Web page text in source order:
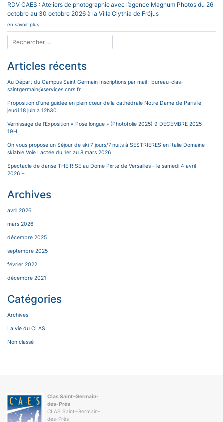
RDV CAES : Ateliers de photographie avec l’agence Magnum Photos du 26
octobre au 30 octobre 2026 à la Villa Clythia de Fréjus
en savoir plus
Articles récents
Au Départ du Campus Saint Germain Inscriptions par mail : bureau-clas-
saintgermain@services.cnrs.fr
Proposition d’une guidée en plein cœur de la cathédrale Notre Dame de Paris le
jeudi 18 juin à 12h30
Vernissage de l’Exposition « Pose longue » (Photofolie 2025) 9 DÉCEMBRE 2025
19H
On vous propose un Séjour de ski 7 jours/7 nuits à SESTRIERES en Italie Domaine
skiable Voie Lactée du 1er au 8 mars 2026
Spectacle de danse THE RISE au Dome Porte de Versailles – le samedi 4 avril
2026 –
Archives
avril 2026
mars 2026
décembre 2025
septembre 2025
février 2022
décembre 2021
Catégories
Archives
La vie du CLAS
Non classé
Clas Saint-Germain-
des-Prés
CLAS Saint-Germain-
des-Près